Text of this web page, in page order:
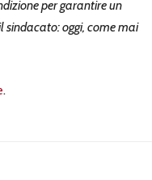
per garantire un
sindacato: oggi, come mai
.